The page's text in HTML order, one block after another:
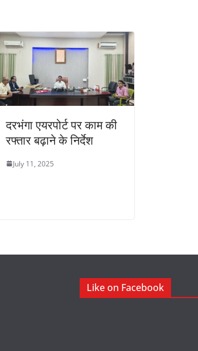
दरभंगा एयरपोर्ट पर काम की
रफ्तार बढ़ाने के निर्देश
July 11, 2025
Like on Facebook